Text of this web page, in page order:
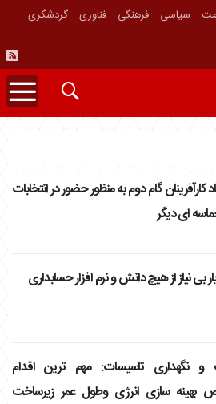
سیاسی فرهنگی فناوری
گردشگری
کارآفرینان گام دوم به منظور حضور در انتخابات
ای دیگر
بی نیاز از هیچ دانش و نرم افزار حسابداری
و نگهداری تاسیسات: مهم ترین اقدام
بهینه سازی انرژی وطول عمر زیرساخت